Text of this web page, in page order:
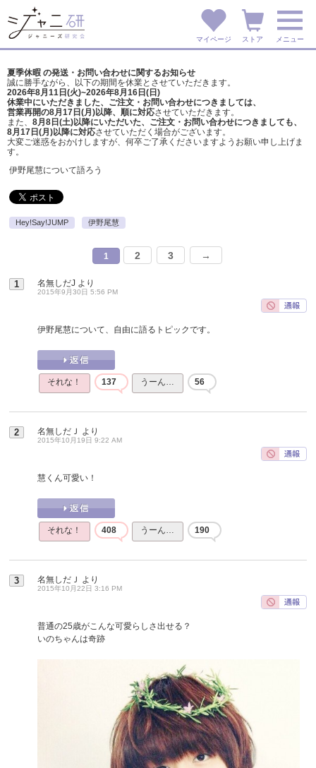
マイページ ストア メニュー
夏季休暇 の発送・お問い合わせに関するお知らせ
誠に勝手ながら、以下の期間を休業とさせていただきます。
2026年8月11日(火)~2026年8月16日(日)
休業中にいただきました、ご注文・お問い合わせにつきましては、
営業再開の8月17日(月)以降、順に対応させていただきます。
また、 8月8日(土)以降にいただいた、ご注文・ お問い合わせにつきましても、
8月17日(月)以降に対応させていただく場合がございます。
大変ご迷惑をおかけしますが、 何卒ご了承くださいますようお願い申し上げま
す。
伊野尾慧について語ろう
Hey!Say!JUMP 伊野尾慧
1 2 3 →
1 名無しだJ より
2015年9月30日 5:56 PM
伊野尾慧について、自由に語るトピックです。
それな！ 137 うーん… 56
2 名無しだＪ より
2015年10月19日 9:22 AM
慧くん可愛い！
それな！ 408 うーん… 190
3 名無しだＪ より
2015年10月22日 3:16 PM
普通の25歳がこんな可愛らしさ出せる？
いのちゃんは奇跡